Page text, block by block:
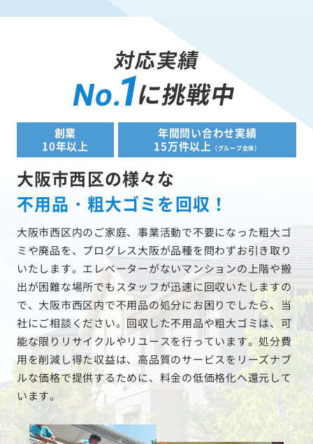
対応実績
No.1に挑戦中
創業
10年以上
年間問い合わせ実績
15万件以上
（グループ全体）
大阪市西区の様々な
不用品・粗大ゴミを回収！
大阪市西区内のご家庭、事業活動で不要になった粗大ゴ
ミや廃品を、プログレス大阪が品種を問わずお引き取り
いたします。エレベーターがないマンションの上階や搬
出が困難な場所でもスタッフが迅速に回収いたしますの
で、大阪市西区内で不用品の処分にお困りでしたら、当
社にご相談ください。回収した不用品や粗大ゴミは、可
能な限りリサイクルやリユースを行っています。処分費
用を削減し得た収益は、高品質のサービスをリーズナブ
ルな価格で提供するために、料金の低価格化へ還元して
います。